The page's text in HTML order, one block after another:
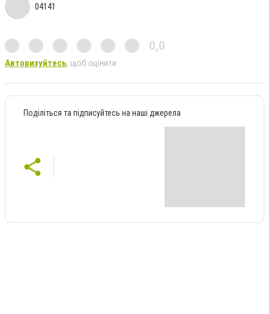
04141
0,0
Авторизуйтесь, щоб оцінити
Поділіться та підписуйтесь на наші джерела